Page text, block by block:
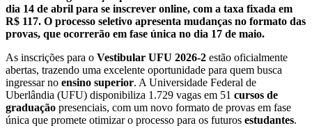
dia 14 de abril para se inscrever online, com a taxa fixada em
R$ 117. O processo seletivo apresenta mudanças no formato das
provas, que ocorrerão em fase única no dia 17 de maio.
As inscrições para o Vestibular UFU 2026-2 estão oficialmente
abertas, trazendo uma excelente oportunidade para quem busca
ingressar no ensino superior. A Universidade Federal de
Uberlândia (UFU) disponibiliza 1.729 vagas em 51 cursos de
graduação presenciais, com um novo formato de provas em fase
única que promete otimizar o processo para os futuros estudantes.